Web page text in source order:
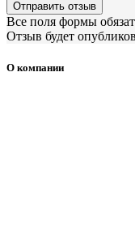
Отправить отзыв
Все поля формы
Отзыв будет
О компании